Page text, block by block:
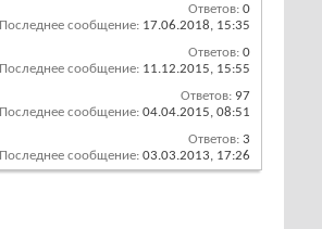
Ответов: 0
Последнее сообщение: 17.06.2018, 15:35
Ответов: 0
Последнее сообщение: 11.12.2015, 15:55
Ответов: 97
Последнее сообщение: 04.04.2015, 08:51
Ответов: 3
Последнее сообщение: 03.03.2013, 17:26